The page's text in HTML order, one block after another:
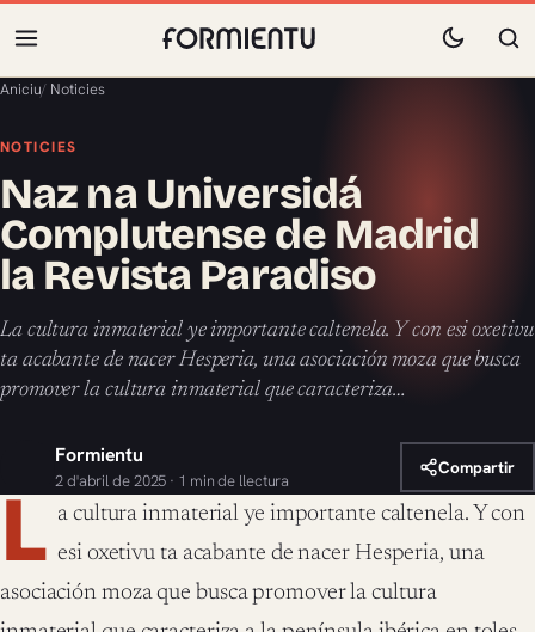
Aniciu/ Noticies
NOTICIES
Naz na Universidá
Complutense de Madrid
la Revista Paradiso
La cultura inmaterial ye importante caltenela. Y con esi oxetivu
ta acabante de nacer Hesperia, una asociación moza que busca
promover la cultura inmaterial que caracteriza…
Formientu
2 d'abril de 2025 · 1 min de llectura
Compartir
L a cultura inmaterial ye importante caltenela. Y con
esi oxetivu ta acabante de nacer Hesperia, una
asociación moza que busca promover la cultura